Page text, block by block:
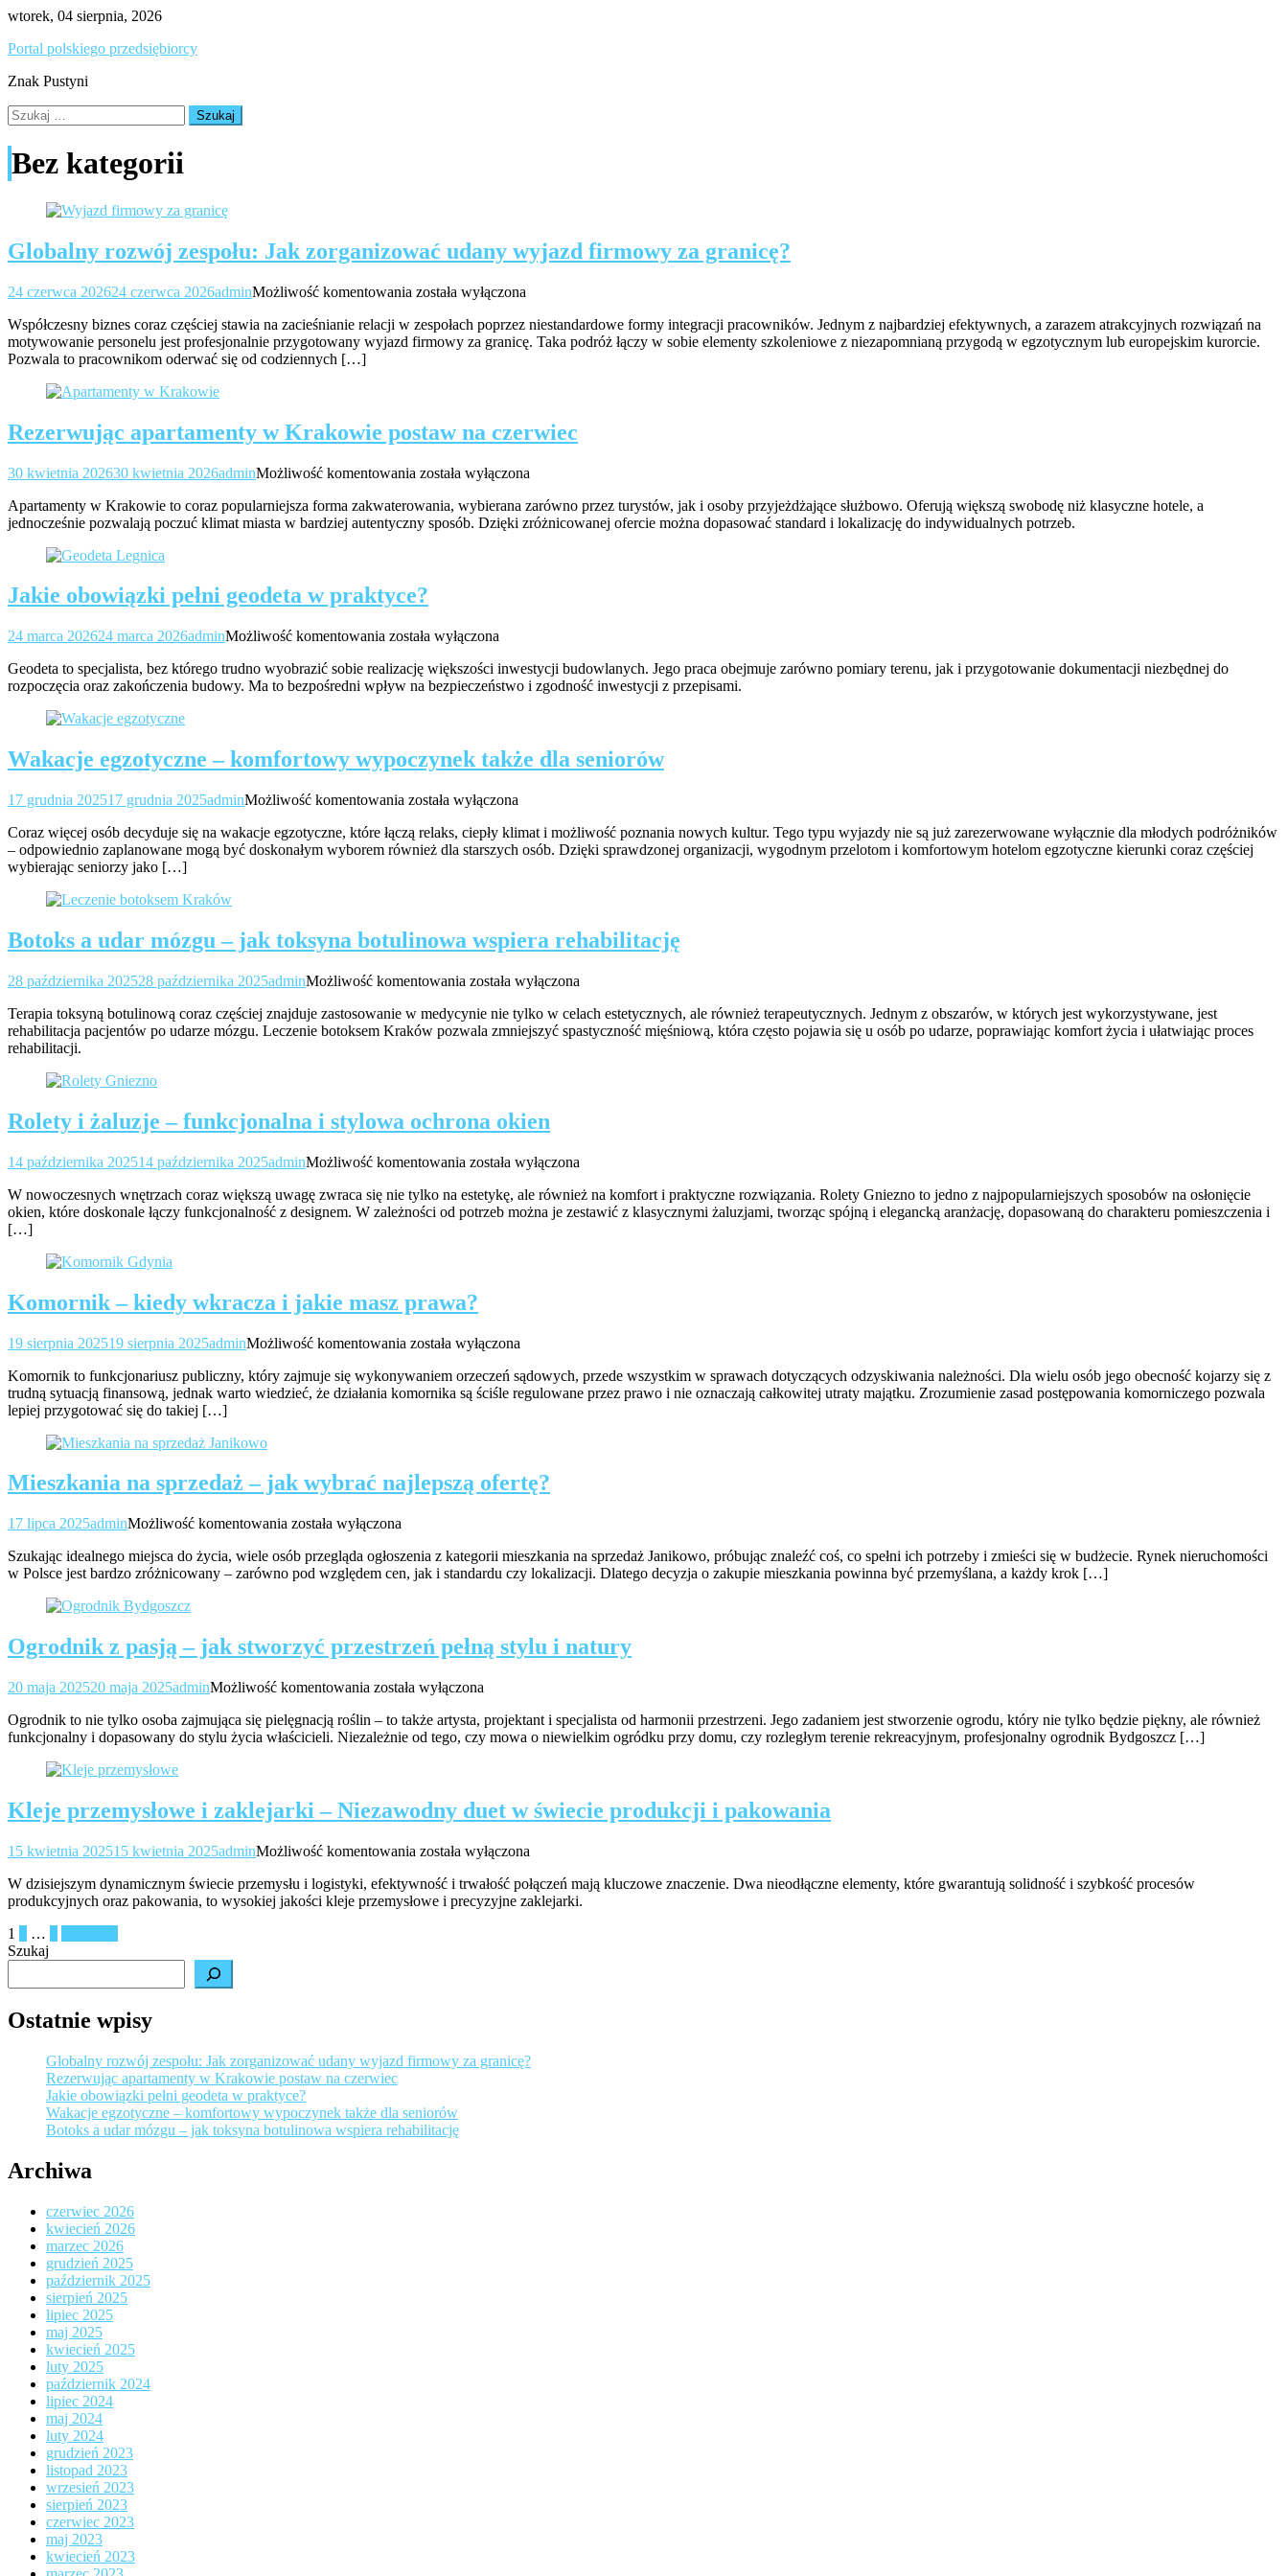
Skip
content
wtorek, 04 sierpnia, 2026
Portal polskiego przedsiębiorcy
Znak Pustyni
Szukaj:
Bez kategorii
Globalny rozwój zespołu: Jak zorganizować udany wyjazd firmowy za granicę?
24 czerwca 202624 czerwca 2026adminMożliwość komentowania Globalny
zespołu:
Jak
za
granicę?
została wyłączona
Współczesny biznes coraz częściej stawia na zacieśnianie relacji w zespołach poprzez niestandardowe formy integracji pracowników. Jednym z najbardziej efektywnych, a zarazem atrakcyjnych rozwiązań na
motywowanie personelu jest profesjonalnie przygotowany wyjazd firmowy za granicę. Taka podróż łączy w sobie elementy szkoleniowe z niezapomnianą przygodą w egzotycznym lub europejskim kurorcie.
Pozwala to pracownikom oderwać się od codziennych […]
Rezerwując apartamenty w Krakowie postaw na czerwiec
30 kwietnia 202630 kwietnia 2026adminMożliwość komentowania Rezerwując
w
Krakowie
została wyłączona
Apartamenty w Krakowie to coraz popularniejsza forma zakwaterowania, wybierana zarówno przez turystów, jak i osoby przyjeżdżające służbowo. Oferują większą swobodę niż klasyczne hotele, a
jednocześnie pozwalają poczuć klimat miasta w bardziej autentyczny sposób. Dzięki zróżnicowanej ofercie można dopasować standard i lokalizację do indywidualnych potrzeb.
Jakie obowiązki pełni geodeta w praktyce?
24 marca 202624 marca 2026adminMożliwość komentowania Jakie
pełni
geodeta
została wyłączona
Geodeta to specjalista, bez którego trudno wyobrazić sobie realizację większości inwestycji budowlanych. Jego praca obejmuje zarówno pomiary terenu, jak i przygotowanie dokumentacji niezbędnej do
rozpoczęcia oraz zakończenia budowy. Ma to bezpośredni wpływ na bezpieczeństwo i zgodność inwestycji z przepisami.
Wakacje egzotyczne – komfortowy wypoczynek także dla seniorów
17 grudnia 202517 grudnia 2025adminMożliwość komentowania Wakacje
–
komfortowy
została wyłączona
Coraz więcej osób decyduje się na wakacje egzotyczne, które łączą relaks, ciepły klimat i możliwość poznania nowych kultur. Tego typu wyjazdy nie są już zarezerwowane wyłącznie dla młodych podróżników
– odpowiednio zaplanowane mogą być doskonałym wyborem również dla starszych osób. Dzięki sprawdzonej organizacji, wygodnym przelotom i komfortowym hotelom egzotyczne kierunki coraz częściej
wybierając seniorzy jako […]
Botoks a udar mózgu – jak toksyna botulinowa wspiera rehabilitację
28 października 202528 października 2025adminMożliwość komentowania Botoks
udar
mózgu
wspiera
rehabilitację
została wyłączona
Terapia toksyną botulinową coraz częściej znajduje zastosowanie w medycynie nie tylko w celach estetycznych, ale również terapeutycznych. Jednym z obszarów, w których jest wykorzystywane, jest
rehabilitacja pacjentów po udarze mózgu. Leczenie botoksem Kraków pozwala zmniejszyć spastyczność mięśniową, która często pojawia się u osób po udarze, poprawiając komfort życia i ułatwiając proces
rehabilitacji.
Rolety i żaluzje – funkcjonalna i stylowa ochrona okien
14 października 202514 października 2025adminMożliwość komentowania Rolety
żaluzje
–
okien
została wyłączona
W nowoczesnych wnętrzach coraz większą uwagę zwraca się nie tylko na estetykę, ale również na komfort i praktyczne rozwiązania. Rolety Gniezno to jedno z najpopularniejszych sposobów na osłonięcie
okien, które doskonale łączy funkcjonalność z designem. W zależności od potrzeb można je zestawić z klasycznymi żaluzjami, tworząc spójną i elegancką aranżację, dopasowaną do charakteru pomieszczenia i
[…]
Komornik – kiedy wkracza i jakie masz prawa?
19 sierpnia 202519 sierpnia 2025adminMożliwość komentowania Komornik
kiedy
wkracza
została wyłączona
Komornik to funkcjonariusz publiczny, który zajmuje się wykonywaniem orzeczeń sądowych, przede wszystkim w sprawach dotyczących odzyskiwania należności. Dla wielu osób jego obecność kojarzy się z
trudną sytuacją finansową, jednak warto wiedzieć, że działania komornika są ściśle regulowane przez prawo i nie oznaczają całkowitej utraty majątku. Zrozumienie zasad postępowania komorniczego pozwala
lepiej przygotować się do takiej […]
Mieszkania na sprzedaż – jak wybrać najlepszą ofertę?
17 lipca 2025adminMożliwość komentowania Mieszkania
sprzedaż
–
ofertę?
została wyłączona
Szukając idealnego miejsca do życia, wiele osób przegląda ogłoszenia z kategorii mieszkania na sprzedaż Janikowo, próbując znaleźć coś, co spełni ich potrzeby i zmieści się w budżecie. Rynek nieruchomości
w Polsce jest bardzo zróżnicowany – zarówno pod względem cen, jak i standardu czy lokalizacji. Dlatego decyzja o zakupie mieszkania powinna być przemyślana, a każdy krok […]
Ogrodnik z pasją – jak stworzyć przestrzeń pełną stylu i natury
20 maja 202520 maja 2025adminMożliwość komentowania Ogrodnik
pasją
–
pełną
stylu
natury
została wyłączona
Ogrodnik to nie tylko osoba zajmująca się pielęgnacją roślin – to także artysta, projektant i specjalista od harmonii przestrzeni. Jego zadaniem jest stworzenie ogrodu, który nie tylko będzie piękny, ale również
funkcjonalny i dopasowany do stylu życia właścicieli. Niezależnie od tego, czy mowa o niewielkim ogródku przy domu, czy rozległym terenie rekreacyjnym, profesjonalny ogrodnik Bydgoszcz […]
Kleje przemysłowe i zaklejarki – Niezawodny duet w świecie produkcji i pakowania
15 kwietnia 202515 kwietnia 2025adminMożliwość komentowania Kleje
i
zaklejarki
została wyłączona
W dzisiejszym dynamicznym świecie przemysłu i logistyki, efektywność i trwałość połączeń mają kluczowe znaczenie. Dwa nieodłączne elementy, które gwarantują solidność i szybkość procesów
produkcyjnych oraz pakowania, to wysokiej jakości kleje przemysłowe i precyzyjne zaklejarki.
Stronicowanie
wpisów
1 …
Szukaj
Ostatnie wpisy
Globalny rozwój zespołu: Jak zorganizować udany wyjazd firmowy za granicę?
Rezerwując apartamenty w Krakowie postaw na czerwiec
Jakie obowiązki pełni geodeta w praktyce?
Wakacje egzotyczne – komfortowy wypoczynek także dla seniorów
Botoks a udar mózgu – jak toksyna botulinowa wspiera rehabilitację
Archiwa
czerwiec 2026
kwiecień 2026
marzec 2026
grudzień 2025
październik 2025
sierpień 2025
lipiec 2025
maj 2025
kwiecień 2025
luty 2025
październik 2024
lipiec 2024
maj 2024
luty 2024
grudzień 2023
listopad 2023
wrzesień 2023
sierpień 2023
czerwiec 2023
maj 2023
kwiecień 2023